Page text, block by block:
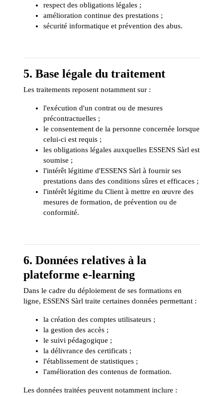
respect des obligations légales ;
amélioration continue des prestations ;
sécurité informatique et prévention des abus.
5. Base légale du traitement
Les traitements reposent notamment sur :
l'exécution d'un contrat ou de mesures
précontractuelles ;
le consentement de la personne concernée lorsque
celui-ci est requis ;
les obligations légales auxquelles ESSENS Sàrl est
soumise ;
l'intérêt légitime d'ESSENS Sàrl à fournir ses
prestations dans des conditions sûres et efficaces ;
l'intérêt légitime du Client à mettre en œuvre des
mesures de formation, de prévention ou de
conformité.
6. Données relatives à la
plateforme e-learning
Dans le cadre du déploiement de ses formations en
ligne, ESSENS Sàrl traite certaines données permettant :
la création des comptes utilisateurs ;
la gestion des accès ;
le suivi pédagogique ;
la délivrance des certificats ;
l'établissement de statistiques ;
l'amélioration des contenus de formation.
Les données traitées peuvent notamment inclure :